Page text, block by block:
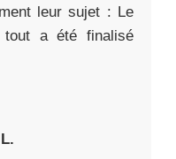
leur sujet : Le
tout a été finalisé